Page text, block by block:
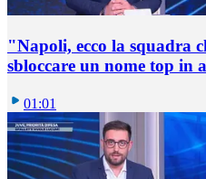
"Napoli, ecco la squadra
sbloccare un nome top in
01:01